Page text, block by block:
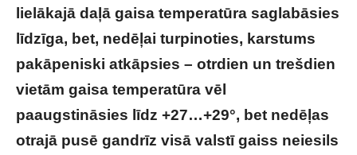
lielākajā daļā gaisa temperatūra saglabāsies
līdzīga, bet, nedēļai turpinoties, karstums
pakāpeniski atkāpsies – otrdien un trešdien
vietām gaisa temperatūra vēl
paaugstināsies līdz +27…+29°, bet nedēļas
otrajā pusē gandrīz visā valstī gaiss neiesils